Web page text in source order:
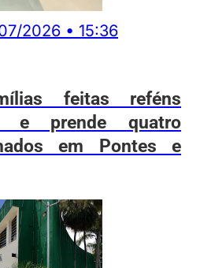
2026 • 15:36
feitas reféns
e prende quatro
em Pontes e